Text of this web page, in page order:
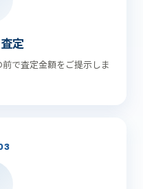
定
で査定金額をご提示しま